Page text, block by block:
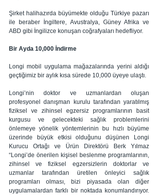
Şirket halihazırda büyümekte olduğu Türkiye pazarı
ile beraber İngiltere, Avustralya, Güney Afrika ve
ABD gibi İngilizce konuşan coğrafyaları hedefliyor.
Bir Ayda 10,000 İndirme
Longi mobil uygulama mağazalarında yerini aldığı
geçtiğimiz bir aylık kısa sürede 10,000 üyeye ulaştı.
Longi’nin doktor ve uzmanlardan oluşan
profesyonel danışman kurulu tarafından yaratılmış
fiziksel ve zihinsel egzersiz programlarının basit
kurgusu ve gelecekteki sağlık problemlerini
önlemeye yönelik yöntemlerinin bu hızlı büyüme
üzerinde büyük etkisi olduğunu düşünen Longi
Kurucu Ortağı ve Ürün Direktörü Berk Yılmaz
“Longi’de önerilen kişisel beslenme programlarının,
zihinsel ve fiziksel egzersizlerin doktorlar ve
uzmanlar tarafından üretilen önleyici sağlık
programları olması, bizi piyasada olan diğer
uygulamalardan farklı bir noktada konumlandırıyor.